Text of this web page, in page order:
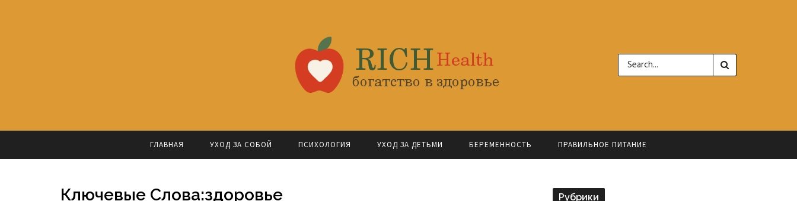
ГЛАВНАЯ УХОД ЗА СОБОЙ ПСИХОЛОГИЯ УХОД ЗА ДЕТЬМИ БЕРЕМЕННОСТЬ ПРАВИЛЬНОЕ ПИТАНИЕ
Ключевые Слова:здоровье Рубрики